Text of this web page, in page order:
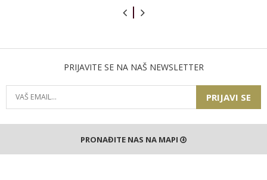
PRIJAVITE SE NA NAŠ NEWSLETTER
PRIJAVI SE
PRONAĐITE NAS NA MAPI